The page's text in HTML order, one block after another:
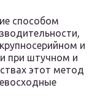
способом
и
при штучном и
этот метод